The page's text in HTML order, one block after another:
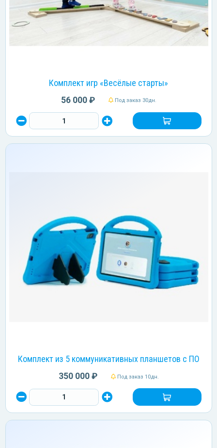
Комплект игр «Весёлые старты»
56 000 ₽ Под заказ 30дн.
Комплект из 5 коммуникативных планшетов с ПО
350 000 ₽ Под заказ 10дн.